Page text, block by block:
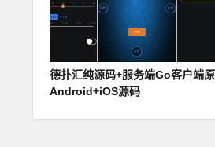
德扑汇纯源码+服务端Go客户端
Android+iOS源码